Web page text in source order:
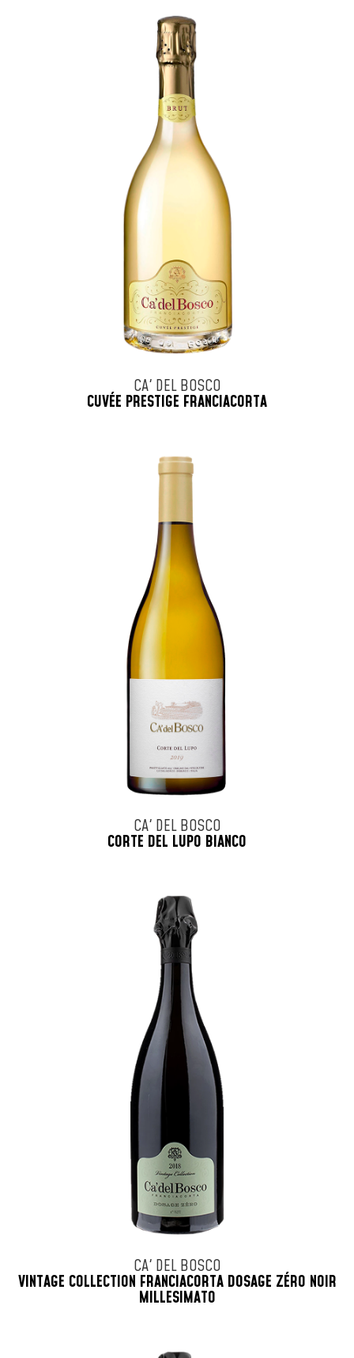
CA' DEL BOSCO
CUVÉE PRESTIGE FRANCIACORTA
CA' DEL BOSCO
CORTE DEL LUPO BIANCO
CA' DEL BOSCO
VINTAGE COLLECTION FRANCIACORTA DOSAGE ZÉRO NOIR
MILLESIMATO